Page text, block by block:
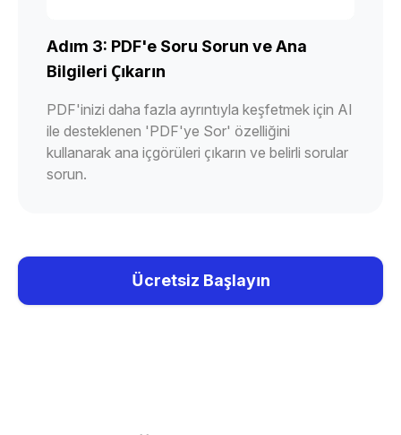
Adım 3: PDF'e Soru Sorun ve Ana
Bilgileri Çıkarın
PDF'inizi daha fazla ayrıntıyla keşfetmek için AI
ile desteklenen 'PDF'ye Sor' özelliğini
kullanarak ana içgörüleri çıkarın ve belirli sorular
sorun.
Ücretsiz Başlayın